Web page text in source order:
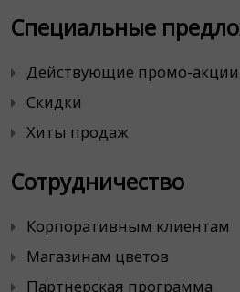
Специальные
Действующие промо-акции
Скидки
Хиты продаж
Сотрудничество
Корпоративным клиентам
Магазинам цветов
Партнерская программа